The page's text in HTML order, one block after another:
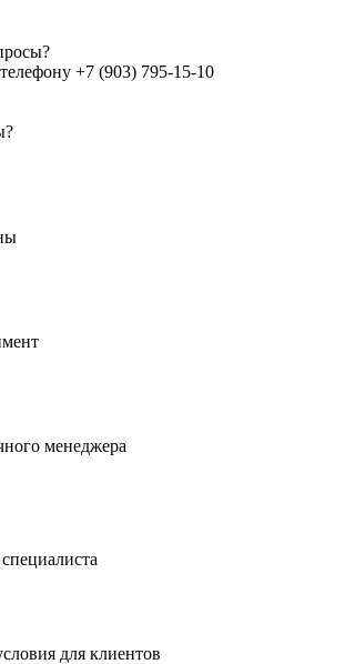
+7 (903) 795-15-10
менеджера
для клиентов